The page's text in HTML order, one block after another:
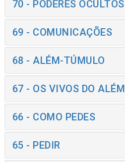
70 - PODERES OCULTOS
69 - COMUNICAÇÕES
68 - ALÉM-TÚMULO
67 - OS VIVOS DO ALÉM
66 - COMO PEDES
65 - PEDIR